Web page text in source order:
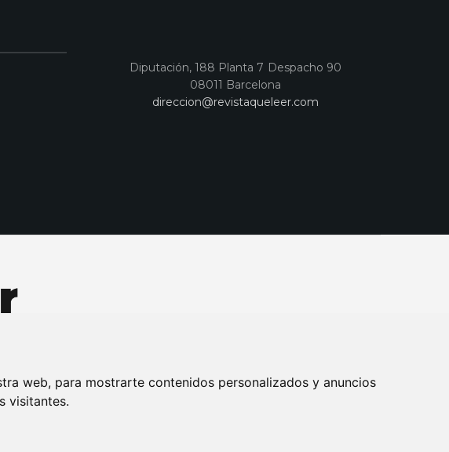
web, para mostrarte contenidos personalizados y anuncios
visitantes.
Diputación, 188 Planta 7 Despacho 90
08011 Barcelona
direccion@revistaqueleer.com
SORTEO-PREESTRENOS